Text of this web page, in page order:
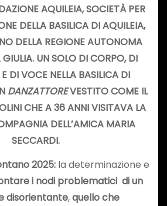
AQUILEIA, SOCIETÀ PER
DELLA BASILICA DI AQUILEIA,
DELLA REGIONE AUTONOMA
GIULIA. UN SOLO DI CORPO, DI
DI VOCE NELLA BASILICA DI
DANZATTOREVESTITO COME IL
CHE A 36 ANNI VISITAVA LA
DELL’AMICA MARIA
SECCARDI.
2025:la determinazione e
i nodi problematici di un
disorientante,quello che